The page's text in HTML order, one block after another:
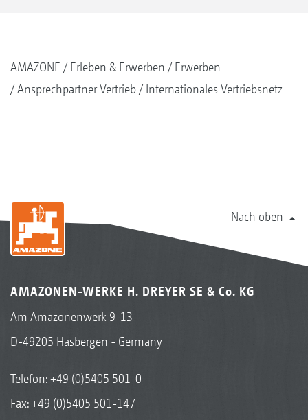
AMAZONE Erleben & Erwerben
Erwerben
Ansprechpartner Vertrieb
Internationales Vertriebsnetz
Nach oben
AMAZONEN-WERKE H. DREYER SE & Co. KG
Am Amazonenwerk 9-13
D-49205 Hasbergen - Germany
Telefon:+49 (0)5405 501-0
Fax: +49 (0)5405 501-147